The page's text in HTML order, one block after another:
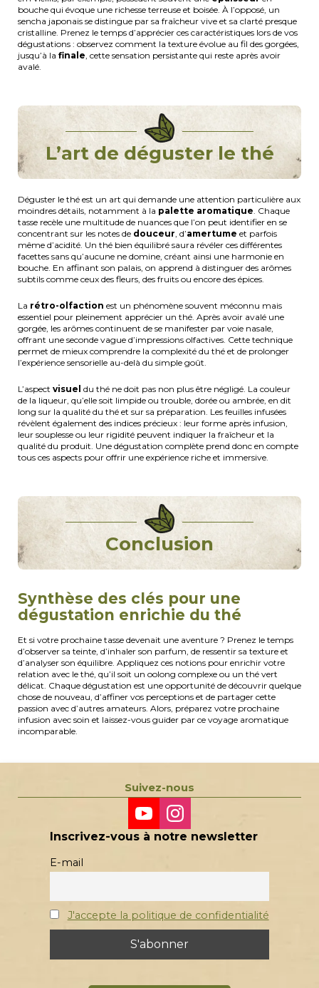
bouche qui évoque une richesse terreuse et boisée. À l’opposé, un
sencha japonais se distingue par sa fraîcheur vive et sa clarté presque
cristalline. Prenez le temps d’apprécier ces caractéristiques lors de vos
dégustations : observez comment la texture évolue au fil des gorgées,
jusqu’à la finale , cette sensation persistante qui reste après avoir
avalé.
L’art de déguster le thé
Déguster le thé est un art qui demande une attention particulière aux
moindres détails, notamment à la palette aromatique . Chaque
tasse recèle une multitude de nuances que l’on peut identifier en se
concentrant sur les notes de douceur , d’amertume et parfois
même d’acidité. Un thé bien équilibré saura révéler ces différentes
facettes sans qu’aucune ne domine, créant ainsi une harmonie en
bouche. En affinant son palais, on apprend à distinguer des arômes
subtils comme ceux des fleurs, des fruits ou encore des épices.
La rétro-olfaction est un phénomène souvent méconnu mais
essentiel pour pleinement apprécier un thé. Après avoir avalé une
gorgée, les arômes continuent de se manifester par voie nasale,
offrant une seconde vague d’impressions olfactives. Cette technique
permet de mieux comprendre la complexité du thé et de prolonger
l’expérience sensorielle au-delà du simple goût.
L’aspect visuel du thé ne doit pas non plus être négligé. La couleur
de la liqueur, qu’elle soit limpide ou trouble, dorée ou ambrée, en dit
long sur la qualité du thé et sur sa préparation. Les feuilles infusées
révèlent également des indices précieux : leur forme après infusion,
leur souplesse ou leur rigidité peuvent indiquer la fraîcheur et la
qualité du produit. Une dégustation complète prend donc en compte
tous ces aspects pour offrir une expérience riche et immersive.
Conclusion
Synthèse des clés pour une
dégustation enrichie du thé
Et si votre prochaine tasse devenait une aventure ? Prenez le temps
d’observer sa teinte, d’inhaler son parfum, de ressentir sa texture et
d’analyser son équilibre. Appliquez ces notions pour enrichir votre
relation avec le thé, qu’il soit un oolong complexe ou un thé vert
délicat. Chaque dégustation est une opportunité de découvrir quelque
chose de nouveau, d’affiner vos perceptions et de partager cette
passion avec d’autres amateurs. Alors, préparez votre prochaine
infusion avec soin et laissez-vous guider par ce voyage aromatique
incomparable.
Suivez-nous
Inscrivez-vous à notre newsletter
E-mail
J'accepte la politique de confidentialité